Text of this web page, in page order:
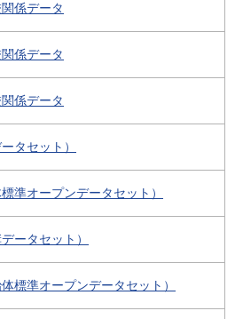
係データ
係データ
係データ
タセット）
準オープンデータセット）
ータセット）
標準オープンデータセット）